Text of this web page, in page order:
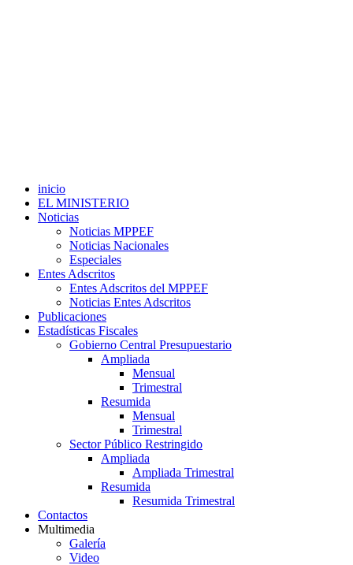
inicio
EL MINISTERIO
Noticias
Noticias MPPEF
Noticias Nacionales
Especiales
Entes Adscritos
Entes Adscritos del MPPEF
Noticias Entes Adscritos
Publicaciones
Estadísticas Fiscales
Gobierno Central Presupuestario
Ampliada
Mensual
Trimestral
Resumida
Mensual
Trimestral
Sector Público Restringido
Ampliada
Ampliada Trimestral
Resumida
Resumida Trimestral
Contactos
Multimedia
Galería
Video